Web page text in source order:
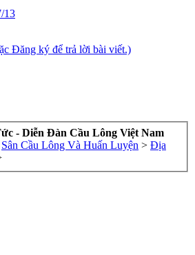
13
Đăng ký để trả lời bài viết.)
- Diễn Đàn Cầu Lông Việt Nam
Sân Cầu Lông Và Huấn Luyện > Địa